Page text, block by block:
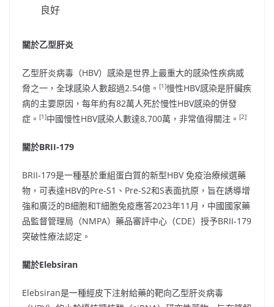
良好
關於乙型肝炎
乙型肝炎病毒（HBV）感染是世界上最重大的感染性疾病威
脅之一，全球感染人數超過2.54億。 [1]慢性HBV感染是肝臟疾
病的主要原因，每年約有82萬人死於慢性HBV感染的併發
症。 [1]中國慢性HBV感染人數達8,700萬，非常值得關注。 [2]
關於BRII-179
BRII-179是一種基於重組蛋白質的新型HBV 免疫治療候選藥
物，可表達HBV的Pre-S1、Pre-S2和S表面抗原，旨在誘導增
強和廣泛的B細胞和T細胞免疫應答2023年11月，中國國家藥
品監督管理局（NMPA）藥品審評中心（CDE）授予BRII-179
突破性療法認定。
關於Elebsiran
Elebsiran是一種經皮下注射給藥的靶向乙型肝炎病毒